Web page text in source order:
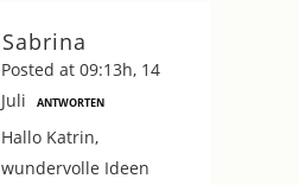
Sabrina
Posted at 09:13h, 14
Juli
ANTWORTEN
Hallo Katrin,
wundervolle Ideen